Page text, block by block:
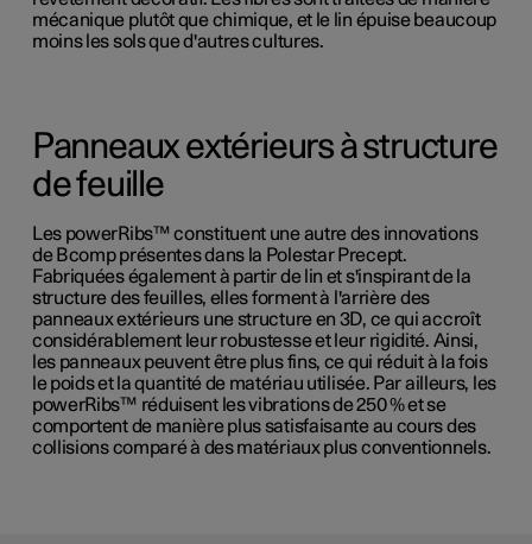
mécanique plutôt que chimique, et le lin épuise beaucoup
moins les sols que d'autres cultures.
Panneaux extérieurs à structure
de feuille
Les powerRibs™ constituent une autre des innovations
de Bcomp présentes dans la Polestar Precept.
Fabriquées également à partir de lin et s'inspirant de la
structure des feuilles, elles forment à l'arrière des
panneaux extérieurs une structure en 3D, ce qui accroît
considérablement leur robustesse et leur rigidité. Ainsi,
les panneaux peuvent être plus fins, ce qui réduit à la fois
le poids et la quantité de matériau utilisée. Par ailleurs, les
powerRibs™ réduisent les vibrations de 250 % et se
comportent de manière plus satisfaisante au cours des
collisions comparé à des matériaux plus conventionnels.